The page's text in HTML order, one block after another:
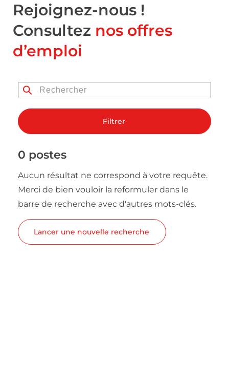
Rejoignez-nous !
Consultez nos offres
d’emploi
Filtrer
0 postes
Aucun résultat ne correspond à votre requête.
Merci de bien vouloir la reformuler dans le
barre de recherche avec d'autres mots-clés.
Lancer une nouvelle recherche